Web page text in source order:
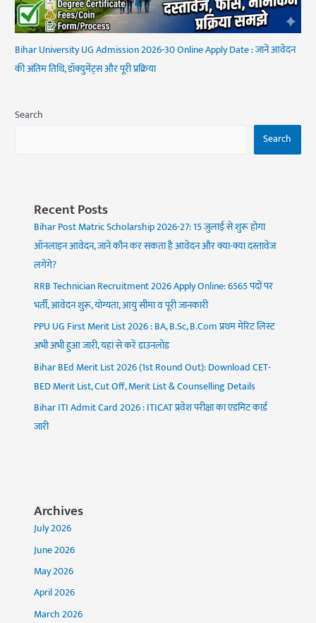
Bihar University UG Admission 2026-30 Online Apply Date : जानें आवेदन
की अंतिम तिथि, डॉक्युमेंट्स और पूरी प्रक्रिया
Search
Search
Recent Posts
Bihar Post Matric Scholarship 2026-27: 15 जुलाई से शुरू होगा
ऑनलाइन आवेदन, जानें कौन कर सकता है आवेदन और क्या-क्या दस्तावेज
लगेंगे?
RRB Technician Recruitment 2026 Apply Online: 6565 पदों पर
भर्ती, आवेदन शुरू, योग्यता, आयु सीमा व पूरी जानकारी
PPU UG First Merit List 2026 : BA, B.Sc, B.Com प्रथम मेरिट लिस्ट
अभी अभी हुआ जारी, यहां से करें डाउनलोड
Bihar BEd Merit List 2026 (1st Round Out): Download CET-
BED Merit List, Cut Off, Merit List & Counselling Details
Bihar ITI Admit Card 2026 : ITICAT प्रवेश परीक्षा का एडमिट कार्ड
जारी
Archives
July 2026
June 2026
May 2026
April 2026
March 2026